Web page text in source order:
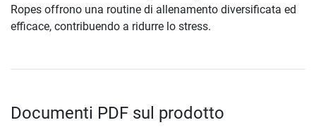
Ropes offrono una routine di allenamento diversificata ed
efficace, contribuendo a ridurre lo stress.
Documenti PDF sul prodotto